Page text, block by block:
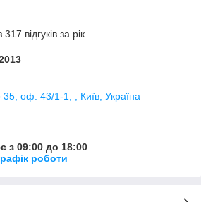
відгуків за рік
35, оф. 43/1-1, , Київ, Україна
з 09:00 до 18:00
роботи